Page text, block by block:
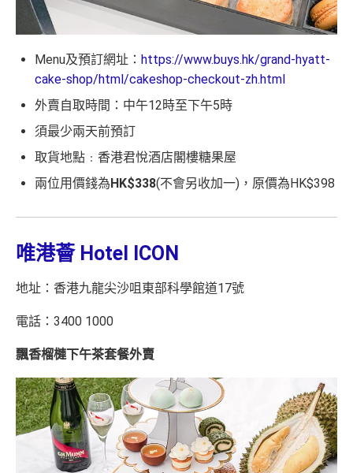
Menu及預訂網址： https://www.buys.hk/grand-hyatt-
cake-shop/html/cakeshop-checkout-zh.html
外賣自取時間：中午12時至下午5時
須最少兩天前預訂
取貨地點﹕香港君悅酒店閣樓糖果屋
兩位用價錢為HK$338(不會另收加一)，原價為HK$398
唯港薈 Hotel ICON
地址：香港九龍尖沙咀東部科學館道17號
電話：3400 1000
飄香榴槤下午茶套餐外賣